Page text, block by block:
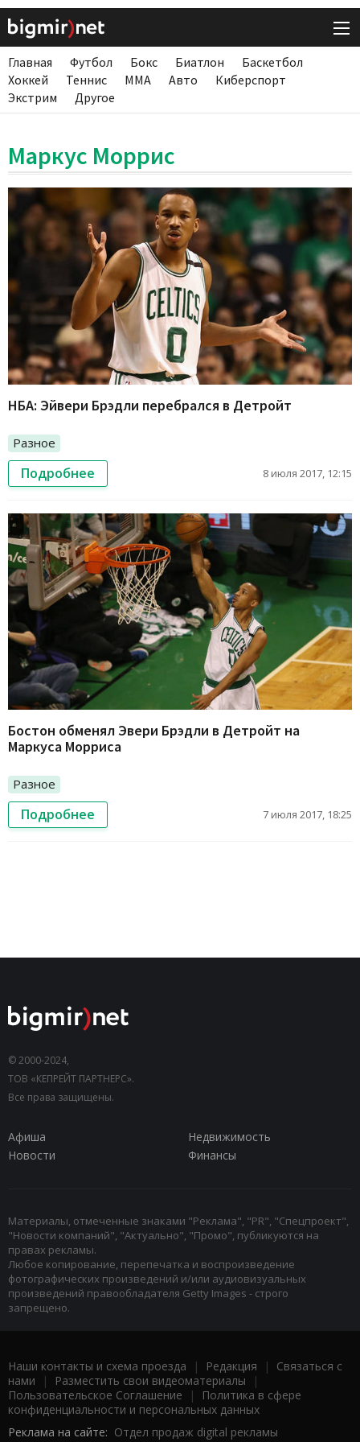
Главная Футбол Бокс Биатлон
Баскетбол
Хоккей
Теннис ММА Авто
Киберспорт
Экстрим
Другое
Маркус Моррис
НБА: Эйвери Брэдли перебрался в Детройт
Разное
Подробнее 8 июля 2017, 12:15
Бостон обменял Эвери Брэдли в Детройт на
Маркуса Морриса
Разное
Подробнее 7 июля 2017, 18:25
© 2000-2024,
ТОВ «КЕПРЕЙТ ПАРТНЕРС».
Все права защищены.
Афиша
Недвижимость
Новости
Финансы
Материалы, отмеченные знаками "Реклама", "PR", "Спецпроект",
"Новости компаний", "Актуально", "Промо", публикуются на
правах рекламы.
Любое копирование, перепечатка и воспроизведение
фотографических произведений и/или аудиовизуальных
произведений правообладателя Getty Images - строго
запрещено.
Наши контакты и схема проезда | Редакция | Связаться с
нами | Разместить свои видеоматериалы |
Пользовательское Соглашение |
Политика в сфере
конфиденциальности и персональных данных
Реклама на сайте: Отдел продаж digital рекламы